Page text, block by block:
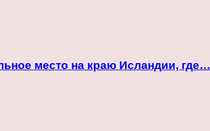
место на краю Исландии, где…